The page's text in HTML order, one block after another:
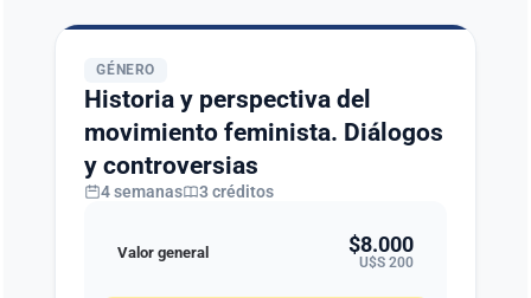
GÉNERO
Historia y perspectiva del
movimiento feminista. Diálogos
y controversias
4 semanas 3 créditos
Valor general $8.000
U$S 200